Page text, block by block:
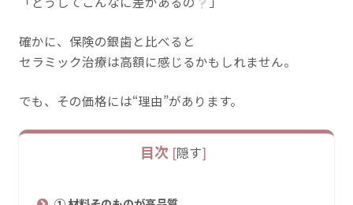
確かに、保険の銀歯と比べると
セラミック治療は高額に感じるかもしれません。
でも、その価格には“理由”があります。
目次 [隠す]